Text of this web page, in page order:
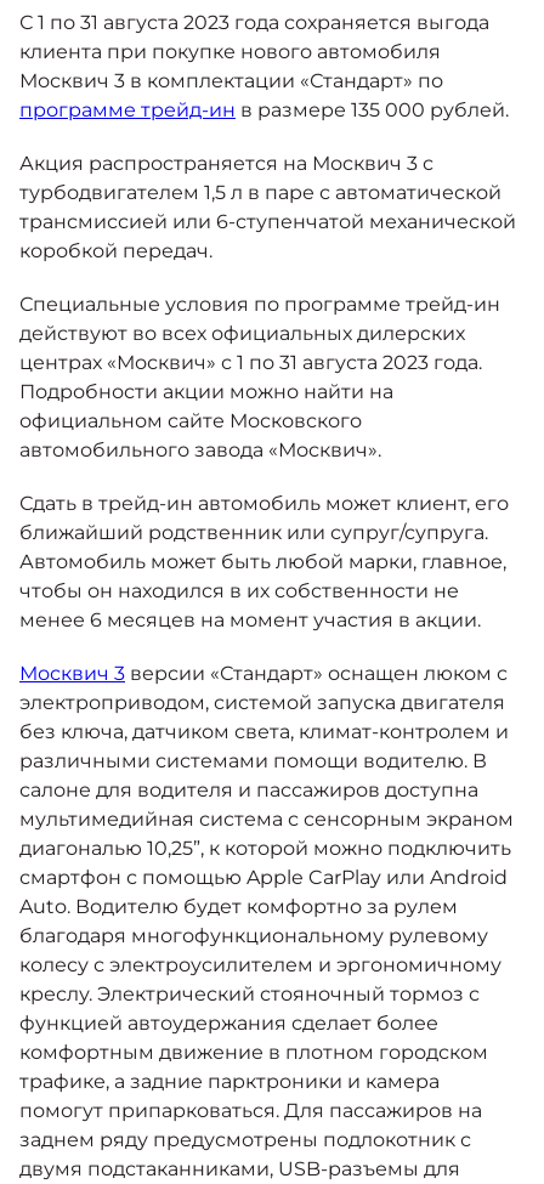
Яркий динамичный седан
от 2 237 000 ₽*
Москвич 3 с ручным
управлением (РУ)
Кроссовер, создающий равные
Москвич 8
Практичный семиместный
кроссовер
от 3 125 000 ₽*
Кредитные программы
Спецпредложения
Калькулятор трейд-ин
Страховые программы
Моторное масло
СЕРВИСНЫЕ АКЦИИ
АКСЕССУАРЫ
КОНТАКТЫ
С 1 по 31 августа 2023 года сохраняется выгода
клиента при покупке нового автомобиля
Москвич 3 в комплектации «Стандарт» по
программе трейд-ин в размере 135 000 рублей.
Акция распространяется на Москвич 3 с
турбодвигателем 1,5 л в паре с автоматической
трансмиссией или 6-ступенчатой механической
коробкой передач.
Специальные условия по программе трейд-ин
действуют во всех официальных дилерских
центрах «Москвич» с 1 по 31 августа 2023 года.
Подробности акции можно найти на
официальном сайте Московского
автомобильного завода «Москвич».
Сдать в трейд-ин автомобиль может клиент, его
ближайший родственник или супруг/супруга.
Автомобиль может быть любой марки, главное,
чтобы он находился в их собственности не
менее 6 месяцев на момент участия в акции.
Москвич 3 версии «Стандарт» оснащен люком с
электроприводом, системой запуска двигателя
без ключа, датчиком света, климат-контролем и
различными системами помощи водителю. В
салоне для водителя и пассажиров доступна
мультимедийная система с сенсорным экраном
диагональю 10,25”, к которой можно подключить
смартфон с помощью Apple CarPlay или Android
Auto. Водителю будет комфортно за рулем
благодаря многофункциональному рулевому
колесу с электроусилителем и эргономичному
креслу. Электрический стояночный тормоз с
функцией автоудержания сделает более
комфортным движение в плотном городском
трафике, а задние парктроники и камера
помогут припарковаться. Для пассажиров на
заднем ряду предусмотрены подлокотник с
двумя подстаканниками, USB-разъемы для